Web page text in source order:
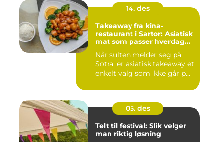
14. des
Takeaway fra kina-
restaurant i Sartor: Asiatisk
mat som passer hverdag
Når sulten melder seg på
Sotra, er asiatisk takeaway et
enkelt valg som ikke går p...
05. des
Telt til festival: Slik velger
man riktig løsning